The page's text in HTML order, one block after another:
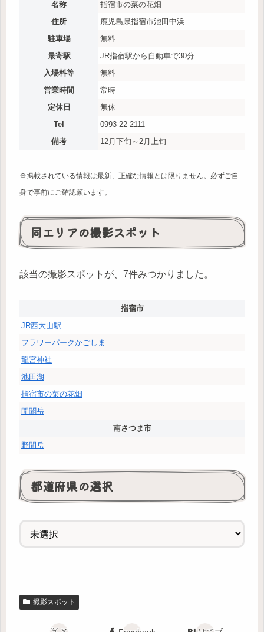
名称
指宿市の菜の花畑
住所
鹿児島県指宿市池田中浜
駐車場
無料
最寄駅
JR指宿駅から自動車で30分
入場料等
無料
営業時間
常時
定休日
無休
Tel
0993-22-2111
備考
12月下旬～2月上旬
※掲載されている情報は最新、正確な情報とは限りません。必ずご自
身で事前にご確認願います。
同エリアの撮影スポット
該当の撮影スポットが、7件みつかりました。
指宿市
JR西大山駅
フラワーパークかごしま
龍宮神社
池田湖
指宿市の菜の花畑
開聞岳
南さつま市
野間岳
都道府県の選択
撮影スポット